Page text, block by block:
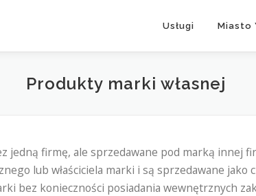
Usługi Miasto
Produkty marki własnej
jedną firmę, ale sprzedawane pod marką innej
lub właściciela marki i są sprzedawane
bez konieczności posiadania wewnętrznych